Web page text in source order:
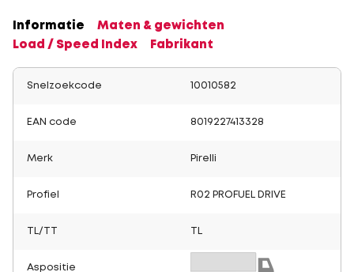
Informatie
Maten & gewichten
Load / Speed Index
Fabrikant
Snelzoekcode 10010582
EAN code 8019227413328
Merk Pirelli
Profiel R02 PROFUEL DRIVE
TL/TT
Aspositie